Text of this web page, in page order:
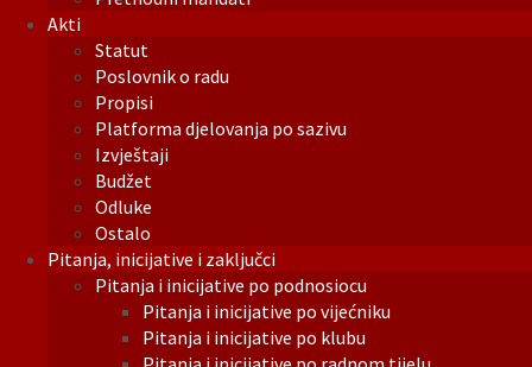
Akti
Statut
Poslovnik o radu
Propisi
Platforma djelovanja po sazivu
Izvještaji
Budžet
Odluke
Ostalo
Pitanja, inicijative i zaključci
Pitanja i inicijative po podnosiocu
Pitanja i inicijative po vijećniku
Pitanja i inicijative po klubu